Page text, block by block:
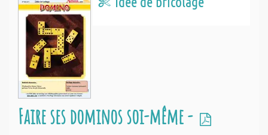
Faire ses dominos soi-même -